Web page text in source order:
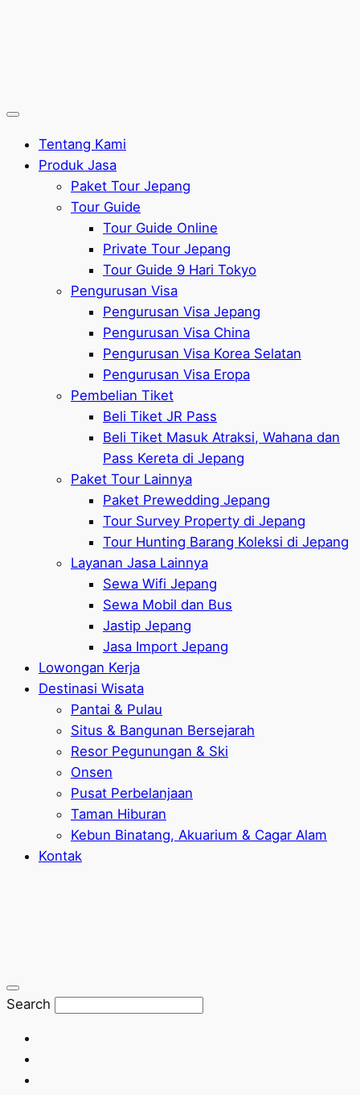
Tentang Kami
Produk Jasa
Paket Tour Jepang
Tour Guide
Tour Guide Online
Private Tour Jepang
Tour Guide 9 Hari Tokyo
Pengurusan Visa
Pengurusan Visa Jepang
Pengurusan Visa China
Pengurusan Visa Korea Selatan
Pengurusan Visa Eropa
Pembelian Tiket
Beli Tiket JR Pass
Beli Tiket Masuk Atraksi, Wahana dan
Pass Kereta di Jepang
Paket Tour Lainnya
Paket Prewedding Jepang
Tour Survey Property di Jepang
Tour Hunting Barang Koleksi di Jepang
Layanan Jasa Lainnya
Sewa Wifi Jepang
Sewa Mobil dan Bus
Jastip Jepang
Jasa Import Jepang
Lowongan Kerja
Destinasi Wisata
Pantai & Pulau
Situs & Bangunan Bersejarah
Resor Pegunungan & Ski
Onsen
Pusat Perbelanjaan
Taman Hiburan
Kebun Binatang, Akuarium & Cagar Alam
Kontak
Search